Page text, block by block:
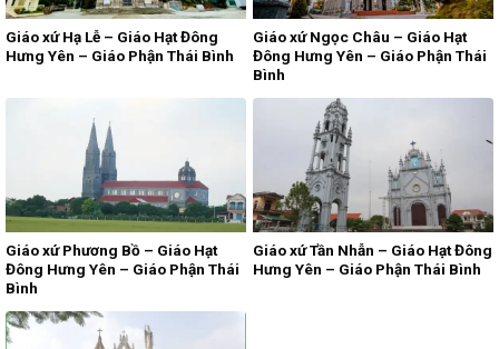
Giáo xứ Hạ Lễ – Giáo Hạt Đông
Hưng Yên – Giáo Phận Thái Bình
Giáo xứ Ngọc Châu – Giáo Hạt
Đông Hưng Yên – Giáo Phận Thái
Bình
Giáo xứ Phương Bồ – Giáo Hạt
Đông Hưng Yên – Giáo Phận Thái
Bình
Giáo xứ Tần Nhẫn – Giáo Hạt Đông
Hưng Yên – Giáo Phận Thái Bình